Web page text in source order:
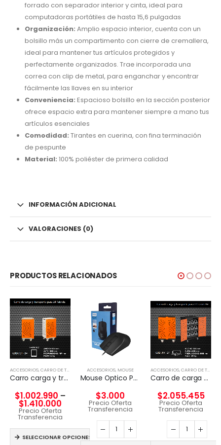
forrado con separador interior y cinta, ideal para
computadoras portátiles de hasta 15,6 pulgadas
Organización: Amplio espacio interior, cuenta con un
bolsillo más un compartimento con cierre de cremallera,
ideal para mantener tus artículos protegidos y
perfectamente organizados. Trae incorporada una
correa con clip de metal, para enganchar y encontrar
fácilmente las llaves en su interior
Conveniencia: Espacioso bolsillo en la sección posterior
ofrece espacio extra para mantener siempre a mano tus
artículos esenciales
Comodidad: Tirantes en cuerina, con fina terminación
de pespunte
Material: 100% poliéster de primera calidad
INFORMACIÓN ADICIONAL
VALORACIONES (0)
PRODUCTOS RELACIONADOS
ACCESORIOS,CARRO DE TECNOLGÍA
Carro carga y transporte para Tablet
$1.002.990 –
$1.410.000
Precio Oferta
Transferencia
SELECCIONAR OPCIONES
ACCESORIOS, MOUSE
Mouse Optico Philips Cableado SPK7104
$3.000
Precio Oferta
Transferencia
ACCESORIOS,CARRO DE TECNOLGÍA
Carro de carga y transporte para 27 Lentes RV
$2.055.455
Precio Oferta
Transferencia